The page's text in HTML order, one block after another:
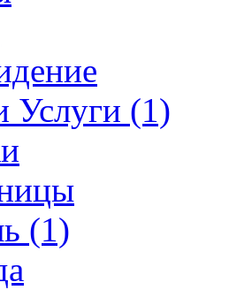
Услуги (1)
(1)